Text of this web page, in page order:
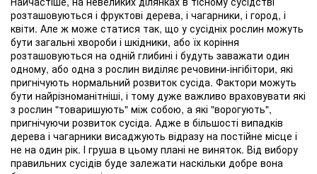
розташовуються і фруктові дерева, і чагарники, і город, і
квіти. Але ж може статися так, що у сусідніх рослин можуть
бути загальні хвороби і шкідники, або їх коріння
розташовуються на одній глибині і будуть заважати один
одному, або одна з рослин виділяє речовини-інгібітори, які
пригнічують нормальний розвиток сусіда. Фактори можуть
бути найрізноманітніші, і тому дуже важливо враховувати які
з рослин "товаришують" між собою, а які "ворогують",
пригнічуючи розвиток сусіда. Адже в більшості випадків
дерева і чагарники висаджують відразу на постійне місце і
не на один рік. І груша в цьому плані не виняток. Від вибору
правильних сусідів буде залежати наскільки добре вона